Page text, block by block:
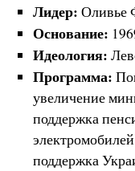
Лидер: Оливье
Основание:
Идеология:
Программа:
увеличение
поддержка
поддержка